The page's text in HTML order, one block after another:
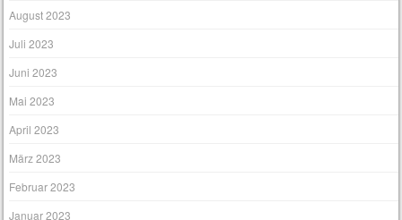
August 2023
Juli 2023
Juni 2023
Mai 2023
April 2023
März 2023
Februar 2023
Januar 2023